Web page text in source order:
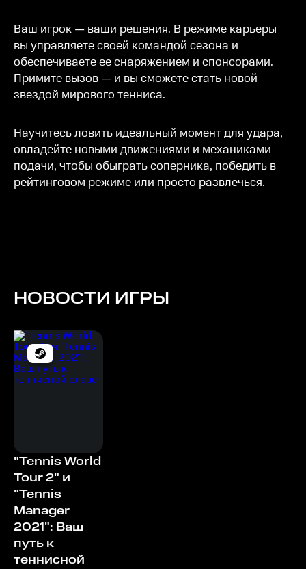
Ваш игрок — ваши решения. В режиме карьеры
вы управляете своей командой сезона и
обеспечиваете ее снаряжением и спонсорами.
Примите вызов — и вы сможете стать новой
звездой мирового тенниса.
Научитесь ловить идеальный момент для удара,
овладейте новыми движениями и механиками
подачи, чтобы обыграть соперника, победить в
рейтинговом режиме или просто развлечься.
НОВОСТИ ИГРЫ
"Tennis World
Tour 2" и
"Tennis
Manager
2021": Ваш
путь к
теннисной